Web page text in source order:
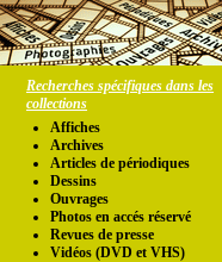
Recherches spécifiques dans les
collections
Affiches
Archives
Articles de périodiques
Dessins
Ouvrages
Photos en accés réservé
Revues de presse
Vidéos (DVD et VHS)